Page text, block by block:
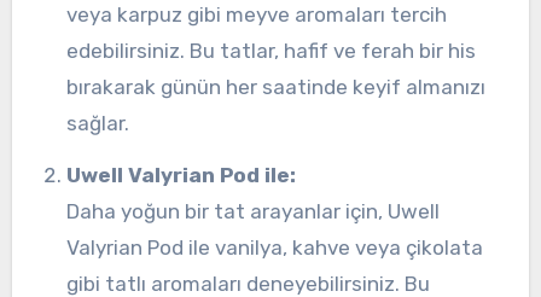
veya karpuz gibi meyve aromaları tercih
edebilirsiniz. Bu tatlar, hafif ve ferah bir his
bırakarak günün her saatinde keyif almanızı
sağlar.
Uwell Valyrian Pod ile:
Daha yoğun bir tat arayanlar için, Uwell
Valyrian Pod ile vanilya, kahve veya çikolata
gibi tatlı aromaları deneyebilirsiniz. Bu